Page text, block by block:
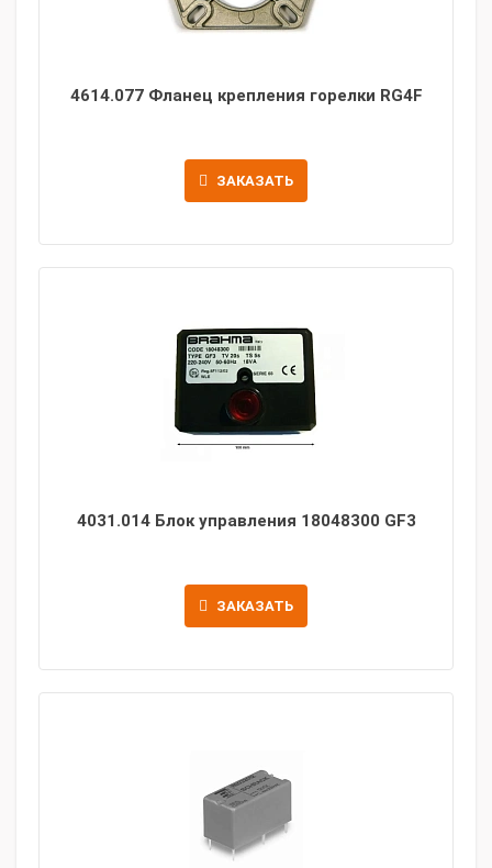
4614.077 Фланец крепления горелки RG4F
ЗАКАЗАТЬ
4031.014 Блок управления 18048300 GF3
ЗАКАЗАТЬ